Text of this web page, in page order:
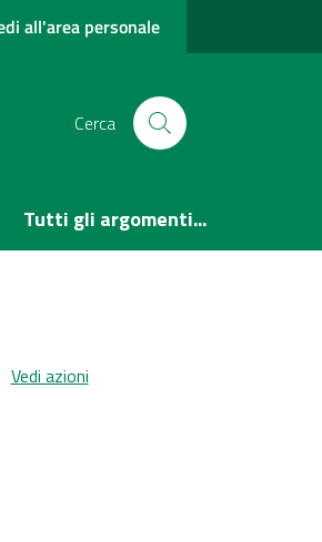
all'area personale
Cerca
Tutti gli argomenti...
Vedi azioni